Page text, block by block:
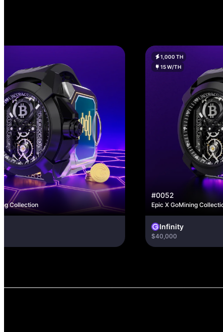
1,000 TH
Epic X GoMining Collection
Infinity
$40,000